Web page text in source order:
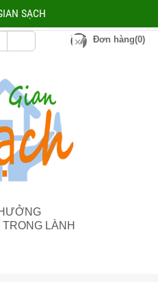
SẠCH
Đơn hàng(0)
LÀNH